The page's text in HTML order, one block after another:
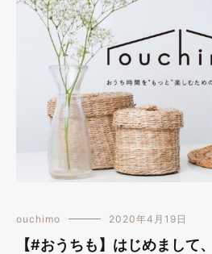
ouchimo 2020年4月19日
【#おうちも】はじめまして